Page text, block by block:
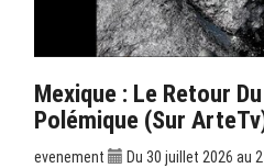
Mexique : Le Retour
Polémique (sur
evenement
Du 30 juillet 2026 au